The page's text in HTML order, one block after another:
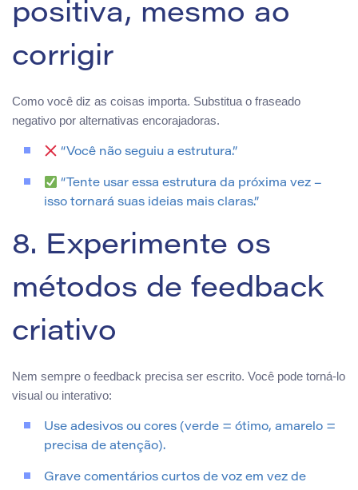
positiva, mesmo ao
corrigir
Como você diz as coisas importa. Substitua o fraseado
negativo por alternativas encorajadoras.
“Você não seguiu a estrutura.”
“Tente usar essa estrutura da próxima vez –
isso tornará suas ideias mais claras.”
8. Experimente os
métodos de feedback
criativo
Nem sempre o feedback precisa ser escrito. Você pode torná-lo
visual ou interativo:
Use adesivos ou cores (verde = ótimo, amarelo =
precisa de atenção).
Grave comentários curtos de voz em vez de